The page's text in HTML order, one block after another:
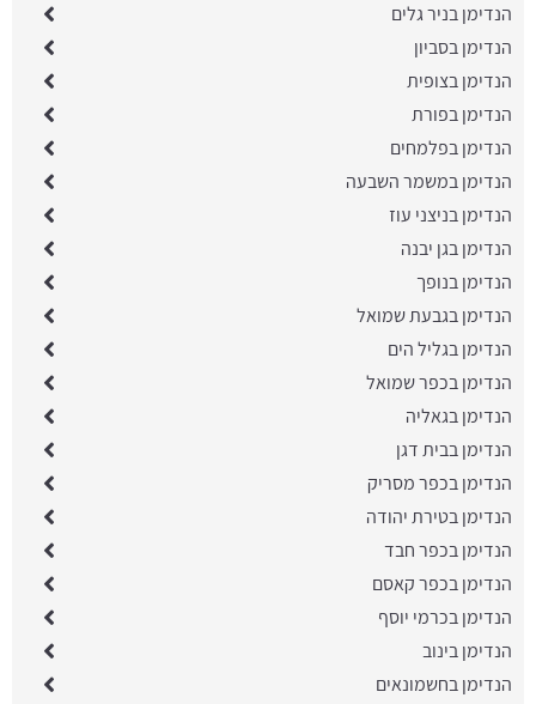
הנדימן בניר גלים
הנדימן בסביון
הנדימן בצופית
הנדימן בפורת
הנדימן בפלמחים
הנדימן במשמר השבעה
הנדימן בניצני עוז
הנדימן בגן יבנה
הנדימן בנופך
הנדימן בגבעת שמואל
הנדימן בגליל הים
הנדימן בכפר שמואל
הנדימן בגאליה
הנדימן בבית דגן
הנדימן בכפר מסריק
הנדימן בטירת יהודה
הנדימן בכפר חבד
הנדימן בכפר קאסם
הנדימן בכרמי יוסף
הנדימן בינוב
הנדימן בחשמונאים